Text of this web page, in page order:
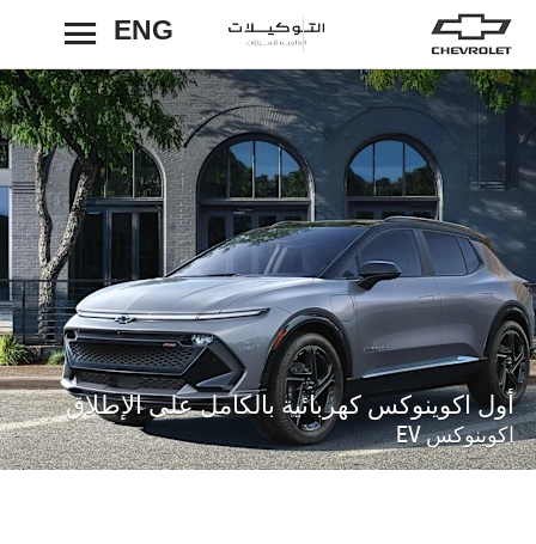
ENG رجوع
أول اكوينوكس كهربائية بالكامل على الإطلاق
اكوينوكس EV